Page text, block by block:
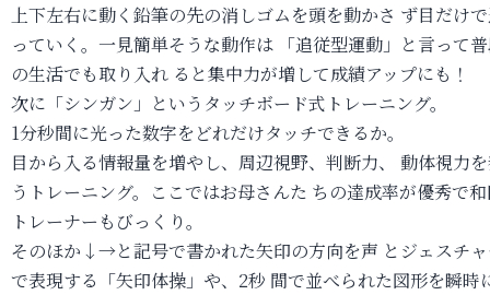
上下左右に動く鉛筆の先の消しゴムを頭を動かさ ず目だけ
っていく。一見簡単そうな動作は 「追従型運動」と言って
の生活でも取り入れ ると集中力が増して成績アップにも！
次に「シンガン」というタッチボード式トレーニング。
1分秒間に光った数字をどれだけタッチできるか。
目から入る情報量を増やし、周辺視野、判断力、 動体視力
うトレーニング。ここではお母さんた ちの達成率が優秀で
トレーナーもびっくり。
そのほか↓→と記号で書かれた矢印の方向を声 とジェスチ
で表現する「矢印体操」や、2秒 間で並べられた図形を瞬時